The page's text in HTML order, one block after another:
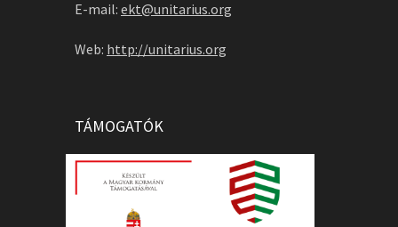
E-mail: ekt@unitarius.org
Web: http://unitarius.org
TÁMOGATÓK